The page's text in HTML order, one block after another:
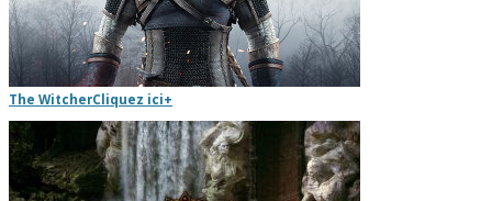
The WitcherCliquez ici+